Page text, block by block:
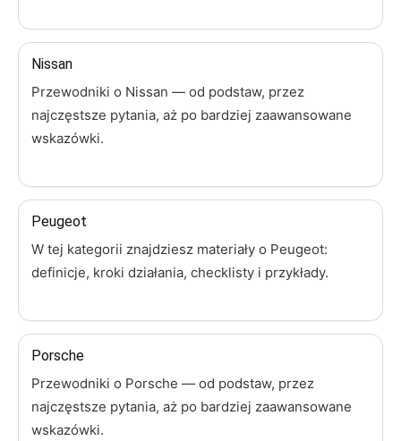
Nissan
Przewodniki o Nissan — od podstaw, przez
najczęstsze pytania, aż po bardziej zaawansowane
wskazówki.
Peugeot
W tej kategorii znajdziesz materiały o Peugeot:
definicje, kroki działania, checklisty i przykłady.
Porsche
Przewodniki o Porsche — od podstaw, przez
najczęstsze pytania, aż po bardziej zaawansowane
wskazówki.